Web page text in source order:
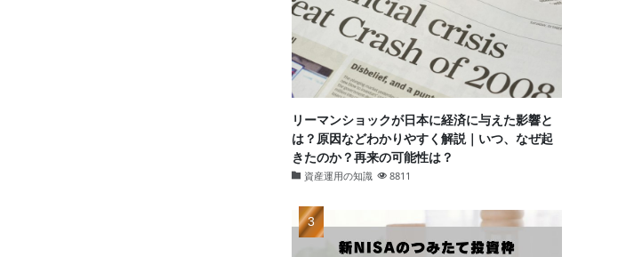
リーマンショックが日本に経済に与えた影響と
は？原因などわかりやすく解説｜いつ、なぜ起
きたのか？再来の可能性は？
資産運用の知識 8811